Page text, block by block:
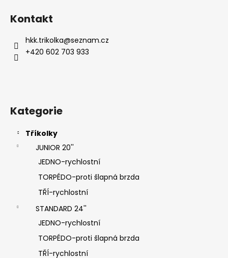
Kontakt
hkk.trikolka@seznam.cz
+420 602 703 933
Kategorie
Tříkolky
JUNIOR 20''
JEDNO-rychlostní
TORPÉDO-proti šlapná brzda
TŘÍ-rychlostní
STANDARD 24''
JEDNO-rychlostní
TORPÉDO-proti šlapná brzda
TŘÍ-rychlostní